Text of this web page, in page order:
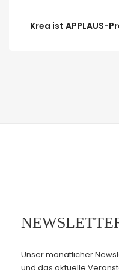
Krea ist APPLAUS-
Unser monatlicher
und das aktuelle